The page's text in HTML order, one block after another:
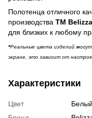
Полотенца отличного
производства ТМ Belizza
для близких к любому
*Реальные цвета изделий
экране, это зависит от
Характеристики
Цвет
Белый